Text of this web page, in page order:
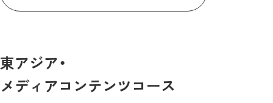
東アジア・
メディアコンテンツコース